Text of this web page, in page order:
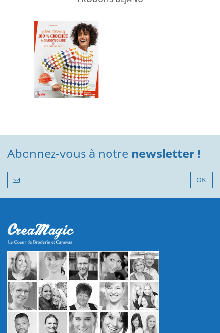
Abonnez-vous à notre newsletter !
OK